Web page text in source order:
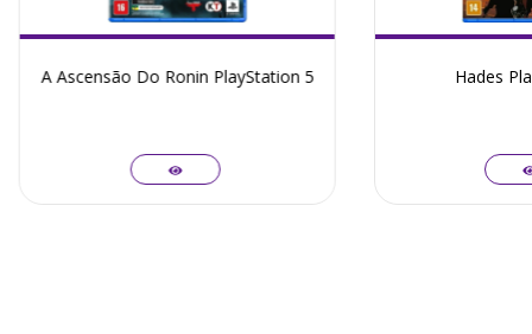
A Ascensão Do Ronin PlayStation 5 Hades